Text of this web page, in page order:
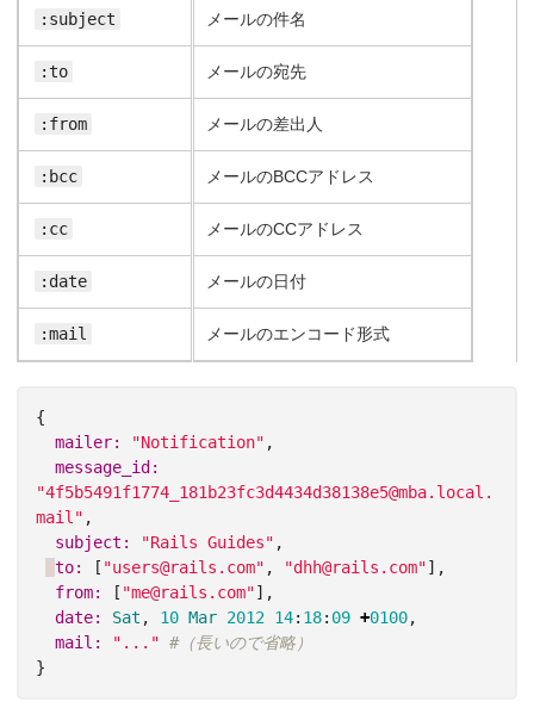
メールの件名
メールの宛先
メールの差出人
メールのBCCアドレス
メールのCCアドレス
メールの日付
メールのエンコード形式
:subject
:to
:from
:bcc
:cc
:date
:mail
{
mailer:
"Notification" ,
"4f5b5491f1774_181b23fc3d4434d38138e5@mba.local.
mail" ,
subject:
"Rails Guides" ,
to:
[ "users@rails.com" , "dhh@rails.com"],
from:
[ "me@rails.com"],
date: Sat , 10 Mar 2012 14: 18: 09 +0100,
mail:
"..." #（長いので省略）
}